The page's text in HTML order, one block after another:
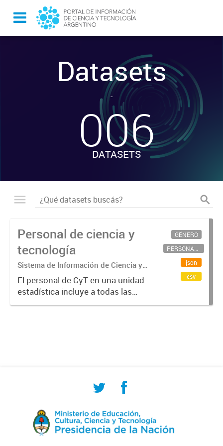
Datasets
-
006
DATASETS
Personal de ciencia y
tecnología
Sistema de Información de Ciencia y
Tecnología Argentino (SICYTAR)
El personal de CyT en una unidad
estadística incluye a todas las
personas involucradas
GÉNERO
PERSONAL CIENTÍFICO-TECNOLÓGICO
json
csv